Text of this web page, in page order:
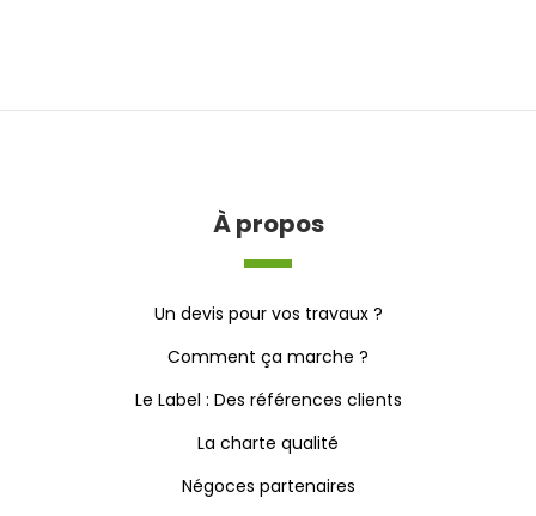
À propos
Un devis pour vos travaux ?
Comment ça marche ?
Le Label : Des références clients
La charte qualité
Négoces partenaires